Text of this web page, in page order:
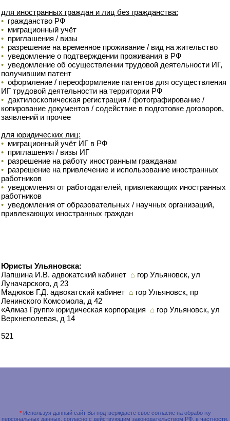
для иностранных граждан и лиц без гражданства:
• гражданство РФ
• миграционный учёт
• приглашения / визы
• разрешение на временное проживание / вид на жительство
• уведомление о подтверждении проживания в РФ
• уведомление об осуществлении трудовой деятельности ИГ,
получившим патент
• оформление / переоформление патентов для осуществления
ИГ трудовой деятельности на территории РФ
• дактилоскопическая регистрация / фотографирование /
копирование документов / содействие в подготовке договоров,
заявлений и прочее
для юридических лиц:
• миграционный учёт ИГ в РФ
• приглашения / визы ИГ
• разрешение на работу иностранным гражданам
• разрешение на привлечение и использование иностранных
работников
• уведомления от работодателей, привлекающих иностранных
работников
• уведомления от образовательных / научных организаций,
привлекающих иностранных граждан
Юристы Ульяновска:
Лапшина И.В. адвокатский кабинет ⌂ гор Ульяновск, ул
Луначарского, д 23
Мадюков Г.Д. адвокатский кабинет ⌂ гор Ульяновск, пр
Ленинского Комсомола, д 42
«Алмаз Групп» юридическая корпорация ⌂ гор Ульяновск, ул
Верхнеполевая, д 14
521
* Используя данный сайт Вы подтверждаете свое согласие на обработку
персональных данных, согласно с действующим законодательством РФ, в частности,